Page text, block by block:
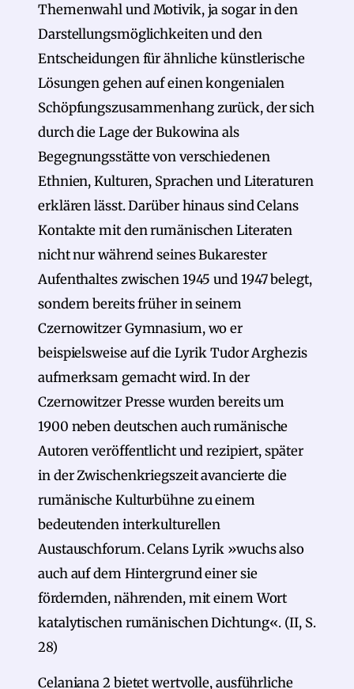
Themenwahl und Motivik, ja sogar in den
Darstellungsmöglichkeiten und den
Entscheidungen für ähnliche künstlerische
Lösungen gehen auf einen kongenialen
Schöpfungszusammenhang zurück, der sich
durch die Lage der Bukowina als
Begegnungsstätte von verschiedenen
Ethnien, Kulturen, Sprachen und Literaturen
erklären lässt. Darüber hinaus sind Celans
Kontakte mit den rumänischen Literaten
nicht nur während seines Bukarester
Aufenthaltes zwischen 1945 und 1947 belegt,
sondern bereits früher in seinem
Czernowitzer Gymnasium, wo er
beispielsweise auf die Lyrik Tudor Arghezis
aufmerksam gemacht wird. In der
Czernowitzer Presse wurden bereits um
1900 neben deutschen auch rumänische
Autoren veröffentlicht und rezipiert, später
in der Zwischenkriegszeit avancierte die
rumänische Kulturbühne zu einem
bedeutenden interkulturellen
Austauschforum. Celans Lyrik »wuchs also
auch auf dem Hintergrund einer sie
fördernden, nährenden, mit einem Wort
katalytischen rumänischen Dichtung«. (II, S.
28)
Celaniana 2 bietet wertvolle, ausführliche